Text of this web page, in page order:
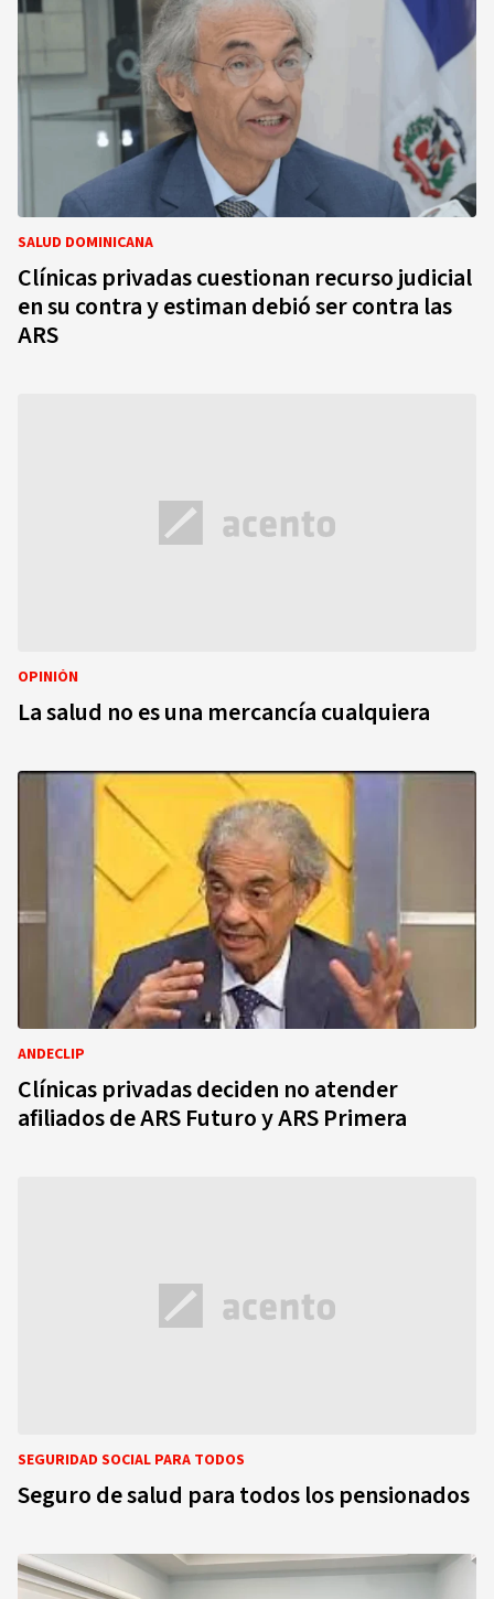
SALUD DOMINICANA
Clínicas privadas cuestionan recurso judicial
en su contra y estiman debió ser contra las
ARS
OPINIÓN
La salud no es una mercancía cualquiera
ANDECLIP
Clínicas privadas deciden no atender
afiliados de ARS Futuro y ARS Primera
SEGURIDAD SOCIAL PARA TODOS
Seguro de salud para todos los pensionados